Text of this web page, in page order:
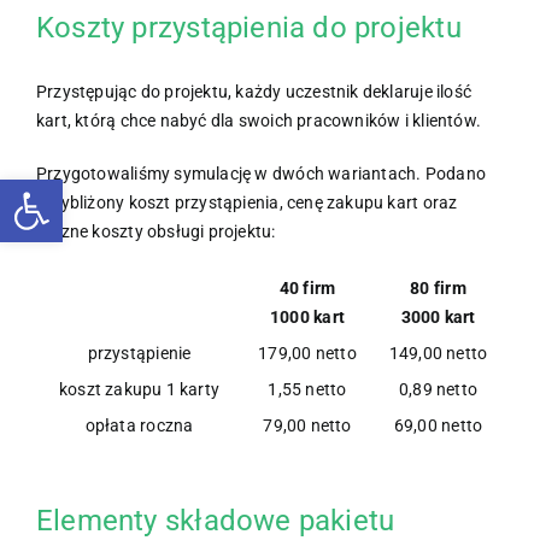
Otwórz pasek narzędzi
Koszty przystąpienia do projektu
Przystępując do projektu, każdy uczestnik deklaruje ilość
kart, którą chce nabyć dla swoich pracowników i klientów.
Przygotowaliśmy symulację w dwóch wariantach. Podano
przybliżony koszt przystąpienia, cenę zakupu kart oraz
roczne koszty obsługi projektu:
40 firm
1000 kart
80 firm
3000 kart
przystąpienie
179,00 netto
149,00 netto
koszt zakupu 1 karty
1,55 netto
0,89 netto
opłata roczna
79,00 netto 69,00 netto
Elementy składowe pakietu